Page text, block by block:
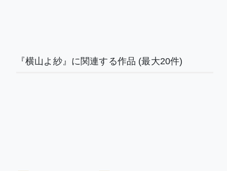
『横山よ紗』に関連する作品 (最大20件)